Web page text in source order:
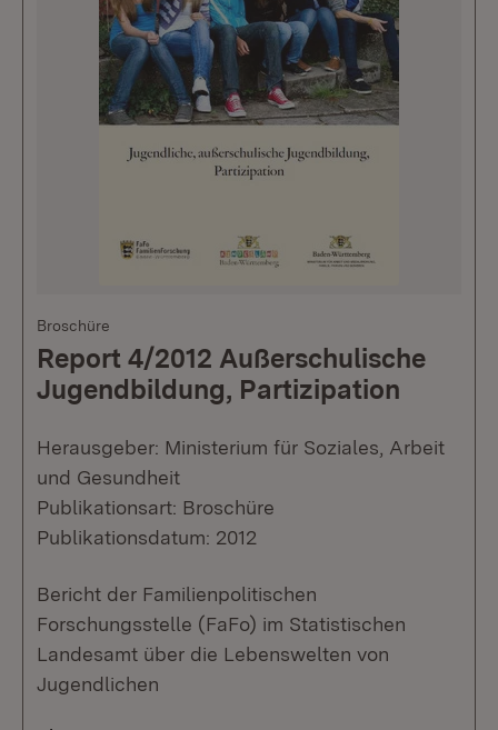
Broschüre
Report 4/2012 Außerschulische
Jugendbildung, Partizipation
Herausgeber: Ministerium für Soziales, Arbeit
und Gesundheit
Publikationsart: Broschüre
Publikationsdatum: 2012
Bericht der Familienpolitischen
Forschungsstelle (FaFo) im Statistischen
Landesamt über die Lebenswelten von
Jugendlichen